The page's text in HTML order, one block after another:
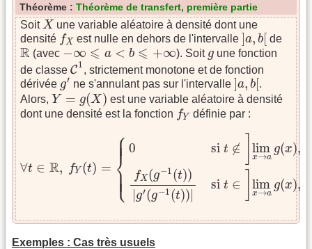
Théorème : Théorème de transfert, première partie
SoitX
X une variable aléatoire à densité dont une
densité fX
fX est nulle en dehors de l'intervalle ]a, b[
]a,b [ de
R
R (avec −∞ ⩽ a < b ⩽ +∞
−∞⩽a<b⩽+ ∞ ). Soit g
gune fonction
de classe C1
C1
, strictement monotone et de fonction
dérivée g′
g′ ne s'annulant pas sur l'intervalle ]a, b[
]a,b[.
Alors, Y = g(X )
Y= g(X)
est une variable aléatoire à densité
dont une densité est la fonction fY
fY définie par :
∀t ∈ R, fY (t) =
⎧
⎪
⎪
⎪
⎪
⎨
⎪
⎪ ⎪ ⎪
⎩
0 si t ∉ lim
x→a
g(x),
fX (g−1(t))
g′(g−1(t))
si t ∈ lim
x→a
g(x),
bg g
Exemples : Cas très usuels